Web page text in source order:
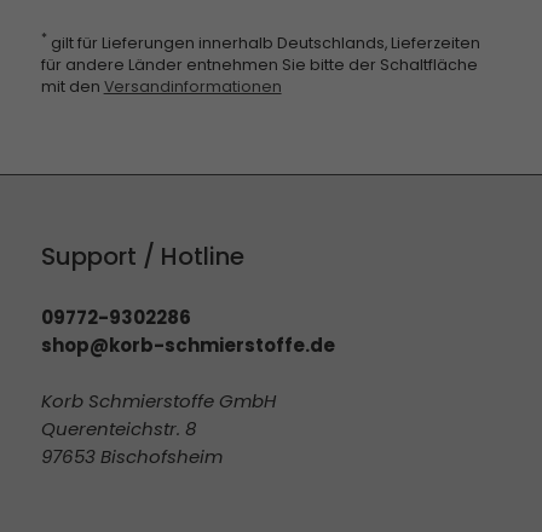
* gilt für Lieferungen innerhalb Deutschlands, Lieferzeiten
für andere Länder entnehmen Sie bitte der Schaltfläche
mit den Versandinformationen
Support / Hotline
09772-9302286
shop@korb-schmierstoffe.de
Korb Schmierstoffe GmbH
Querenteichstr. 8
97653 Bischofsheim